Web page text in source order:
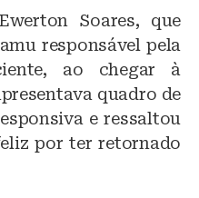
Soares, que
responsável pela
ao chegar à
quadro de
e ressaltou
por ter retornado